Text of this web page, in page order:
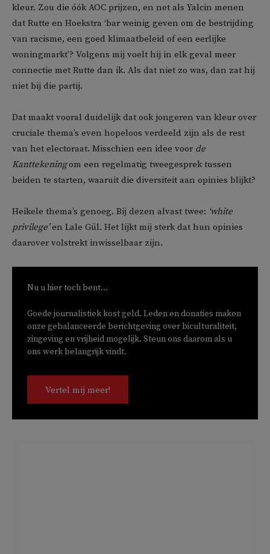
kleur. Zou die óók AOC prijzen, en net als Yalcin menen
dat Rutte en Hoekstra ‘bar weinig geven om de bestrijding
van racisme, een goed klimaatbeleid of een eerlijke
woningmarkt’? Volgens mij voelt hij in elk geval meer
connectie met Rutte dan ik. Als dat niet zo was, dan zat hij
niet bij die partij.
Dat maakt vooral duidelijk dat ook jongeren van kleur over
cruciale thema’s even hopeloos verdeeld zijn als de rest
van het electoraat. Misschien een idee voor de
Kanttekeningom een regelmatig tweegesprek tussen
beiden te starten, waaruit die diversiteit aan opinies blijkt?
Heikele thema’s genoeg. Bij dezen alvast twee: ‘white
privilege’en Lale Gül. Het lijkt mij sterk dat hun opinies
daarover volstrekt inwisselbaar zijn.
Nu u hier toch bent...
Goede journalistiek kost geld. Leden en donaties maken
onze gebalanceerde berichtgeving over biculturaliteit,
zingeving en vrijheid mogelijk. Steun ons daarom als u
ons werk belangrijk vindt.
Vertel mij meer!